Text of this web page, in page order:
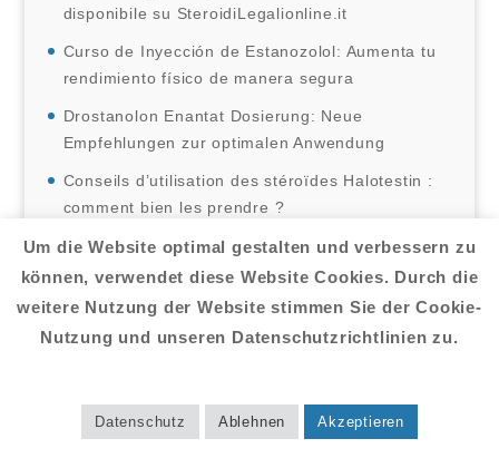
disponibile su SteroidiLegalionline.it
Curso de Inyección de Estanozolol: Aumenta tu
rendimiento físico de manera segura
Drostanolon Enantat Dosierung: Neue
Empfehlungen zur optimalen Anwendung
Conseils d’utilisation des stéroïdes Halotestin :
comment bien les prendre ?
¿Dónde se pueden comprar esteroides en
España?
Startseite
Um die Website optimal gestalten und verbessern zu
können, verwendet diese Website Cookies. Durch die
weitere Nutzung der Website stimmen Sie der Cookie-
Nutzung und unseren Datenschutzrichtlinien zu.
Datenschutz Ablehnen Akzeptieren